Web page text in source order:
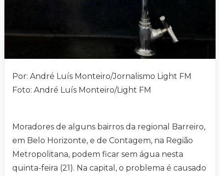
Por: André Luís Monteiro/Jornalismo Light FM
Foto: André Luís Monteiro/Light FM
Moradores de alguns bairros da regional Barreiro,
em Belo Horizonte, e de Contagem, na Região
Metropolitana, podem ficar sem água nesta
quinta-feira (21). Na capital, o problema é causado